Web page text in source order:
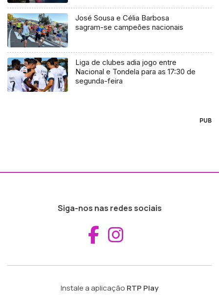
José Sousa e Célia Barbosa
sagram-se campeões nacionais
Liga de clubes adia jogo entre
Nacional e Tondela para as 17:30 de
segunda-feira
PUB
Siga-nos nas redes sociais
Aceder ao
Instale a aplicação RTP Play